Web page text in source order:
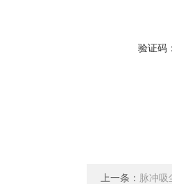
验证码
上一条： 脉冲吸